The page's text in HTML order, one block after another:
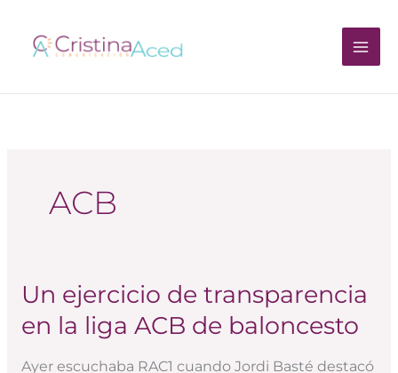
contenido
ACB
Un ejercicio de transparencia
en la liga ACB de baloncesto
Ayer escuchaba RAC1 cuando Jordi Basté destacó
Un
ejercicio
de
transparencia